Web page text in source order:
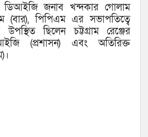
ডিআইজি জনাব খন্দকার গোলাম
(বার), পিপিএম এর সভাপতিত্বে
ছিলেন চট্টগ্রাম রেঞ্জের
(প্রশাসন) এবং অতিরিক্ত